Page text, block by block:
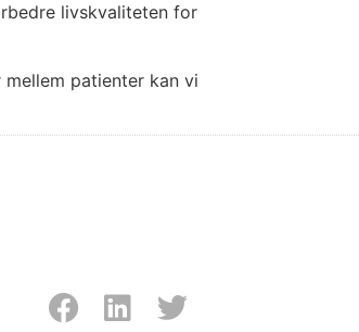
livskvaliteten for
patienter kan vi